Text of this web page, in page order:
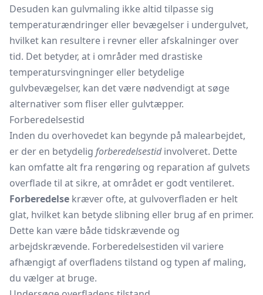
Desuden kan gulvmaling ikke altid tilpasse sig
temperaturændringer eller bevægelser i undergulvet,
hvilket kan resultere i revner eller afskalninger over
tid. Det betyder, at i områder med drastiske
temperatursvingninger eller betydelige
gulvbevægelser, kan det være nødvendigt at søge
alternativer som fliser eller gulvtæpper.
Forberedelsestid
Inden du overhovedet kan begynde på malearbejdet,
er der en betydelig forberedelsestidinvolveret. Dette
kan omfatte alt fra rengøring og reparation af gulvets
overflade til at sikre, at området er godt ventileret.
Forberedelse kræver ofte, at gulvoverfladen er helt
glat, hvilket kan betyde slibning eller brug af en primer.
Dette kan være både tidskrævende og
arbejdskrævende. Forberedelsestiden vil variere
afhængigt af overfladens tilstand og typen af maling,
du vælger at bruge.